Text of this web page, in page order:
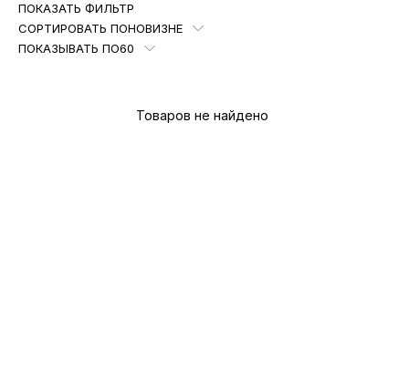
ПОКАЗАТЬ ФИЛЬТР
СОРТИРОВАТЬ ПОНОВИЗНЕ
ПОКАЗЫВАТЬ ПО60
Товаров не найдено